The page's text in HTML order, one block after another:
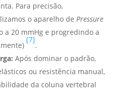
Para precisão,
o aparelho de Pressure
a 20 mmHg e progredindo a
[7]
.
Após dominar o padrão,
ou resistência manual,
da coluna vertebral